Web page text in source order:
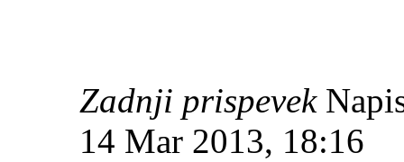
Zadnji prispevek
14 Mar 2013, 18:16